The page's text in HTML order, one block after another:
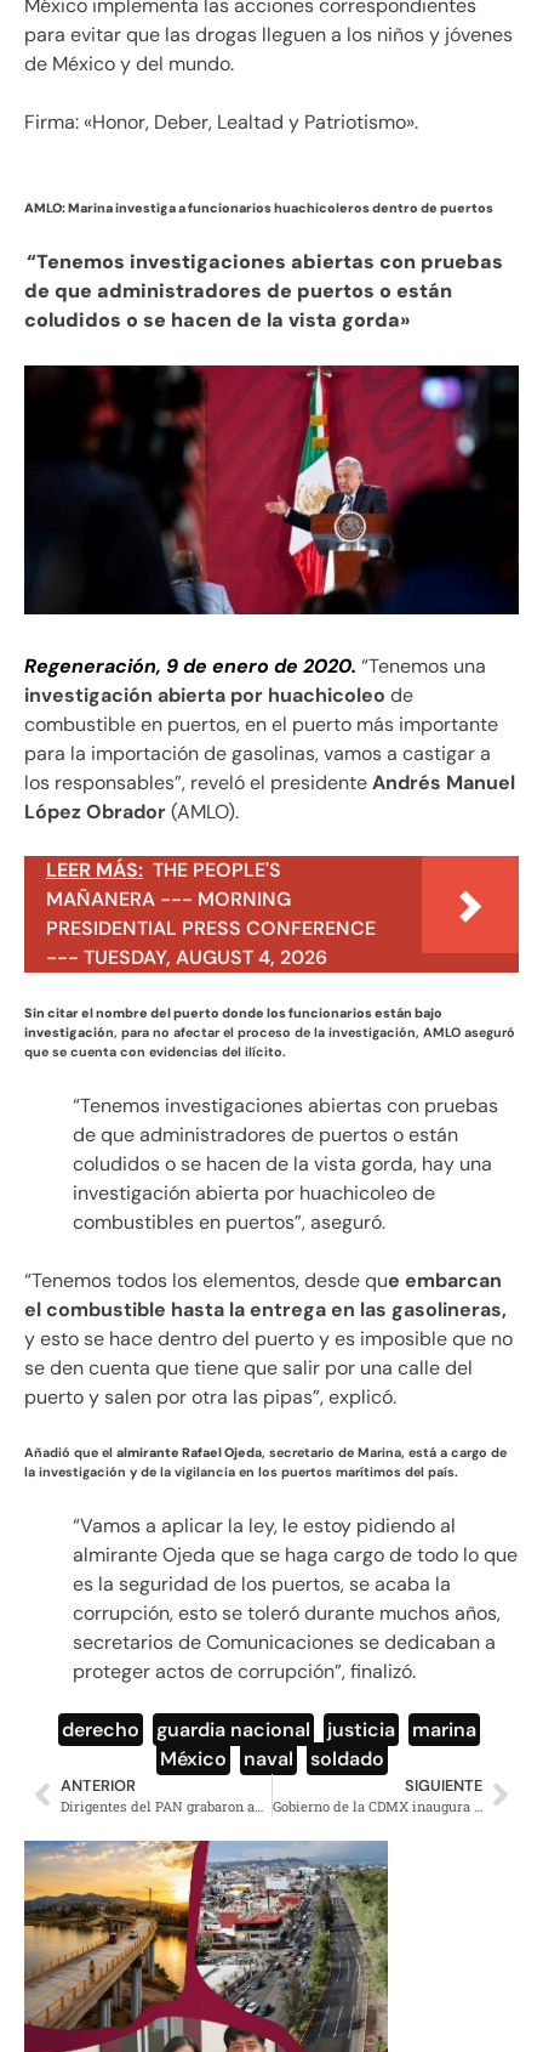
México implementa las acciones correspondientes
para evitar que las drogas lleguen a los niños y jóvenes
de México y del mundo.
Firma: «Honor, Deber, Lealtad y Patriotismo».
AMLO: Marina investiga a funcionarios huachicoleros dentro de puertos
“Tenemos investigaciones abiertas con pruebas
de que administradores de puertos o están
coludidos o se hacen de la vista gorda»
Regeneración, 9 de enero de 2020. “Tenemos una
investigación abierta por huachicoleo de
combustible en puertos, en el puerto más importante
para la importación de gasolinas, vamos a castigar a
los responsables”, reveló el presidenteAndrés Manuel
López Obrador(AMLO).
LEER MÁS: THE PEOPLE'S
MAÑANERA --- MORNING
PRESIDENTIAL PRESS CONFERENCE
--- TUESDAY, AUGUST 4, 2026
Sin citar el nombre del puerto donde los funcionarios están bajo
investigación, para no afectar el proceso de la investigación, AMLO aseguró
que se cuenta con evidencias del ilícito.
“Tenemos investigaciones abiertas con pruebas
de que administradores de puertos o están
coludidos o se hacen de la vista gorda, hay una
investigación abierta por huachicoleo de
combustibles en puertos”, aseguró.
“Tenemos todos los elementos, desde que embarcan
el combustible hasta la entrega en las gasolineras,
y esto se hace dentro del puerto y es imposible que no
se den cuenta que tiene que salir por una calle del
puerto y salen por otra las pipas”, explicó.
Añadió que el almirante Rafael Ojeda, secretario de Marina, está a cargo de
la investigación y de la vigilancia en los puertos marítimos del país.
“Vamos a aplicar la ley, le estoy pidiendo al
almirante Ojeda que se haga cargo de todo lo que
es la seguridad de los puertos, se acaba la
corrupción, esto se toleró durante muchos años,
secretarios de Comunicaciones se dedicaban a
proteger actos de corrupción”, finalizó.
derecho guardia nacional justicia marina
México
naval soldado
ANTERIOR SIGUIENTE